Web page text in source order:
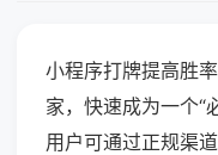
小程序打牌提高胜
家，快速成为一个“
用户可通过正规渠道